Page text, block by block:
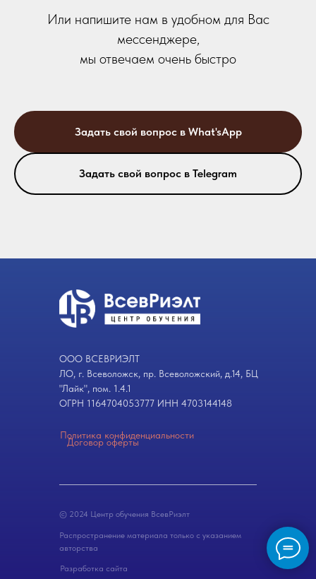
Или напишите нам в удобном для Вас
мессенджере,
мы отвечаем очень быстро
Задать свой вопрос в What'sApp
Задать свой вопрос в Telegram
© 2024 Центр обучения ВсевРиэлт
Распространение материала только с указанием
авторства
Разработка сайта
ООО ВСЕВРИЭЛТ
ЛО, г. Всеволожск, пр. Всеволожский, д.14, БЦ
"Лайк", пом. 1.4.1
ОГРН 1164704053777 ИНН 4703144148
Политика конфиденциальности
Договор оферты